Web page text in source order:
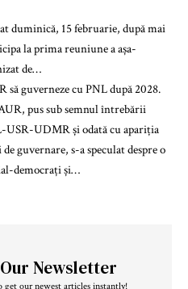
duminică, 15 februarie, după mai
la prima reuniune a așa-
de…
USR-UDMR și odată cu apariția
guvernare, s-a speculat despre o
democrați și…
Newsletter
our newest articles instantly!